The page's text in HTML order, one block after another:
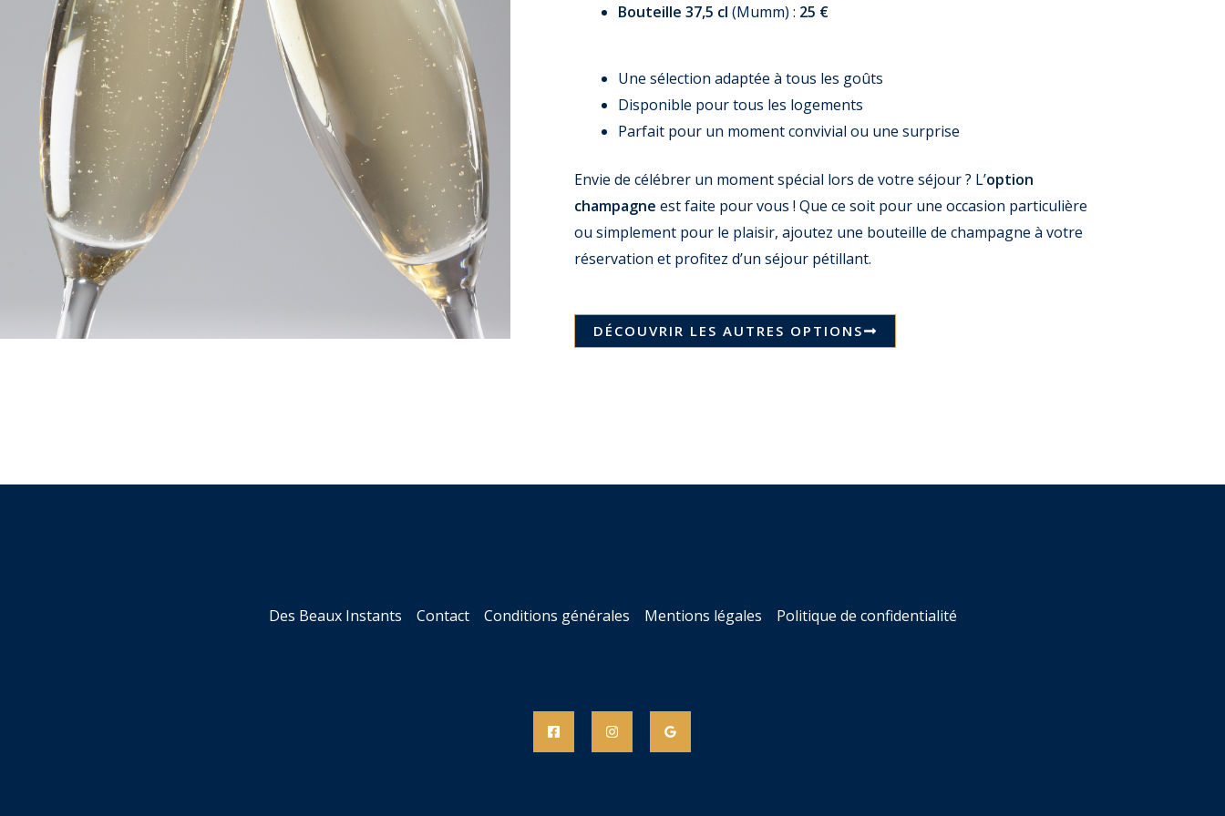
Bouteille 37,5 cl (Mumm) : 25 €
Une sélection adaptée à tous les goûts
Disponible pour tous les logements
Parfait pour un moment convivial ou une surprise
Envie de célébrer un moment spécial lors de votre séjour ? L’option
champagne est faite pour vous ! Que ce soit pour une occasion particulière
ou simplement pour le plaisir, ajoutez une bouteille de champagne à votre
réservation et profitez d’un séjour pétillant.
DÉCOUVRIR LES AUTRES OPTIONS
Des Beaux Instants Contact Conditions générales Mentions légales Politique de confidentialité